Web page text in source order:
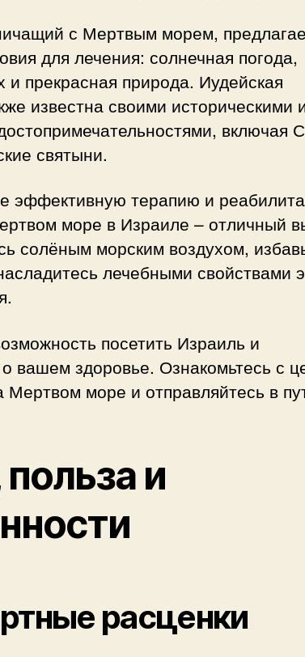
с Мертвым морем,
для лечения: солнечная погода,
и прекрасная природа. Иудейская
известна своими историческими
включая
святыни.
эффективную терапию и
море в Израиле – отличный
солёным морским воздухом,
лечебными свойствами
посетить Израиль и
о вашем здоровье. Ознакомьтесь с
Мертвом море и отправляйтесь в
и
расценки